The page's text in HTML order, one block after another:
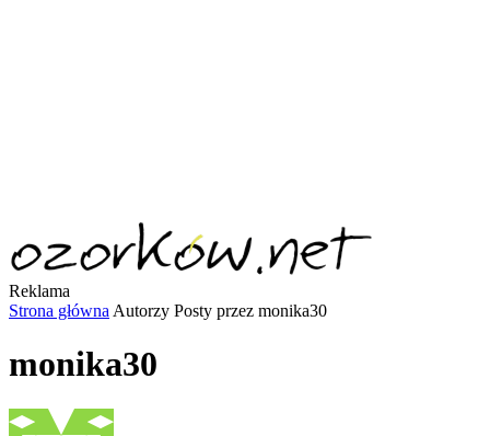
Reklama
Strona główna Autorzy Posty przez monika30
monika30